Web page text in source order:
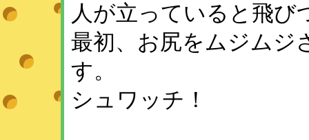
人が立っていると飛び
最初、お尻をムジムジ
す。
シュワッチ！